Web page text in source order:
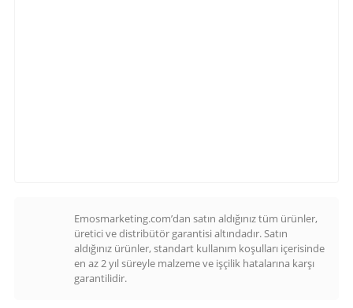
Emosmarketing.com’dan satın aldığınız tüm ürünler,
üretici ve distribütör garantisi altındadır. Satın
aldığınız ürünler, standart kullanım koşulları içerisinde
en az 2 yıl süreyle malzeme ve işçilik hatalarına karşı
garantilidir.